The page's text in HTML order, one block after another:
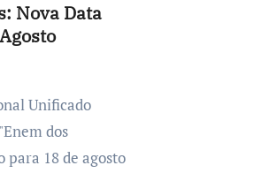
Nova Data
dos
para 18 de agosto